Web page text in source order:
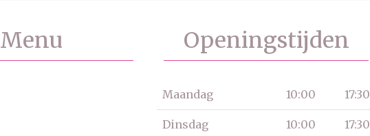
Menu Openingstijden
Maandag 10:00 17:30
Dinsdag 10:00 17:30